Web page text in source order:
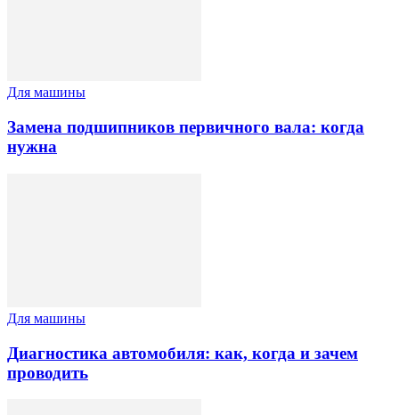
Для машины
Замена подшипников первичного вала: когда
нужна
Для машины
Диагностика автомобиля: как, когда и зачем
проводить